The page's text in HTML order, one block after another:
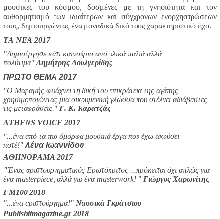
μουσικές του κόσμου, δοσμένες με τη γνησιότητα και τον
αυθορμητισμό των ιδιαίτερων και σύγχρονων ενορχηστρώσεων
τους, δημιουργώντας ένα μοναδικά δικό τους χαρακτηριστικό ήχο.
ΤΑ ΝΕΑ 2017
"Δημιούργησε κάτι καινούριο από υλικά παλιά αλλά
πολύτιμα"Δημήτρης Δουλγερίδης
ΠΡΩΤΟ ΘΕΜΑ 2017
"Ο Μαραμής φτιάχνει τη δική του επικράτεια της αγάπης
χρησιμοποιώντας μια οικουμενική γλώσσα που στέλνει αδιάβαστες
τις μεταφράσεις."Γ. Κ. Καρατζάς
ATHENS VOICE 2017
"...ένα από τα πιο όμορφα μουσικά έργα που έχω ακούσει
ποτέ!"Λένα Ιωαννίδου
ΑΘΗΝΟΡΑΜΑ 2017
"Ένας αριστουργηματικός Ερωτόκριτος...πρόκειται όχι απλώς για
ένα masterpiece, αλλά για ένα masterwork! "Γιώργος Χαρωνίτης
FM100 2018
"...ένα αριστούργημα!" Ναυσικά Γκράτσιου
Publishitmagazine.gr 2018